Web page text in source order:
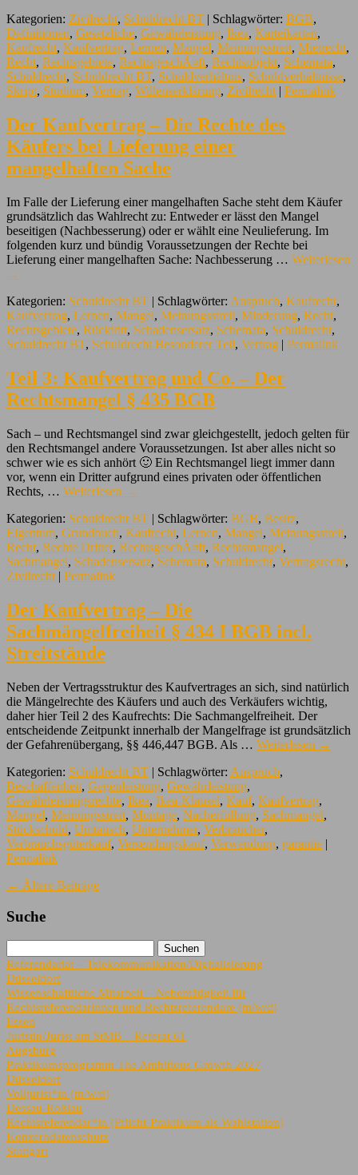
Kategorien: Zivilrecht, Schuldrecht BT | Schlagwörter: BGB,
Definitionen, Gesetzliche, Gewährleistung, Ikea, Karteikarten,
Kaufrecht, Kaufvertrag, Lernen, Mangel, Meinungsstreit, Mietrecht,
Recht, Rechtsgebiete, RechtsgeschÃ¤ft, Rechtsobjekt, Schemata,
Schuldrecht, Schuldrecht BT, Schuldverhältnis, Schuldverhältnisse,
Skript, Studium, Vertrag, Willenserklärung, Zivilrecht| Permalink
Der Kaufvertrag – Die Rechte des
Käufers bei Lieferung einer
mangelhaften Sache
Im Falle der Lieferung einer mangelhaften Sache steht dem Käufer
grundsätzlich das Wahlrecht zu: Entweder er lässt den Mangel
beseitigen (Nachbesserung) oder er wählt eine Neulieferung. Im
folgenden kurz und bündig Voraussetzungen der Rechte bei
Lieferung einer mangelhaften Sache: Nachbesserung … Weiterlesen
→
Kategorien: Schuldrecht BT | Schlagwörter: Anspruch, Kaufrecht,
Kaufvertrag, Lernen, Mangel, Meinungsstreit, Minderung, Recht,
Rechtsgebiete, Rücktritt, Schadensersatz, Schemata, Schuldrecht,
Schuldrecht BT, Schuldrecht Besonderer Teil, Vertrag | Permalink
Teil 3: Kaufvertrag und Co. – Der
Rechtsmangel § 435 BGB
Sach – und Rechtsmangel sind zwar gleichgestellt, jedoch gelten für
den Rechtsmangel andere Voraussetzungen. Ist aber alles nicht so
schwer wie es sich anhört 🙂 Ein Rechtsmangel liegt immer dann
vor, wenn ein Dritter aufgrund eines privaten oder öffentlichen
Rechts, … Weiterlesen →
Kategorien: Schuldrecht BT | Schlagwörter: BGB, Besitz,
Eigentum, Grundbuch, Kaufrecht, Lernen, Mangel, Meinungsstreit,
Recht, Rechte Dritter, RechtsgeschÃ¤ft, Rechtsmangel,
Sachmangel, Schadensersatz, Schemata, Schuldrecht, Vertragsrecht,
Zivilrecht | Permalink
Der Kaufvertrag – Die
Sachmängelfreiheit § 434 I BGB incl.
Streitstände
Neben der Vertragsstruktur des Kaufvertrages an sich, sind natürlich
die Mängelrechte des Käufers und auch des Verkäufers wichtig,
daher hier Teil 2 des Kaufrechts: Die Sachmangelfreiheit. Der
entscheidende Zeitpunkt innerhalb der Mangelfrage ist grundsätzlich
der Gefahrenübergang, §§ 446,447 BGB. Als … Weiterlesen →
Kategorien: Schuldrecht BT | Schlagwörter: Anspruch,
Beschaffenheit, Gegenleistung, Gewährleistung,
Gewährleistungsrechte, Ikea, Ikea-Klausel, Kauf, Kaufvertrag,
Mangel, Meinungsstreit, Montage, Nacherfüllung, Sachmangel,
Stückschuld, Umtausch, Unternehmer, Verbraucher,
Verbrauchsgüterkauf, Versendungskauf, Verwendung, garantie |
Permalink
← Ältere Beiträge
Suche
Referendariat – Telekommunikation/Digitalisierung
Düsseldorf
Wissenschaftliche Mitarbeit – Nebentätigkeit für
Rechtsreferendarinnen und Rechtsreferendare (m/w/d)
Essen
Juristin/Jurist am StMB – Referat 61
Augsburg
Praktikumsprogramm The Ambitious Growth 2027
Düsseldorf
Volljurist*in (m/w/d)
Dessau-Roßlau
Rechtsreferendar*in (Pflicht-Praktikum als Wahlstation)
Konzerndatenschutz
Stuttgart